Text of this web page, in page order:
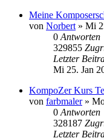
Meine
von Norbert » Mi
0 Antworten
329855
Letzter
Mi 25. Jan
KompoZer Kurs
von farbmaler»
0 Antworten
328187
Letzter